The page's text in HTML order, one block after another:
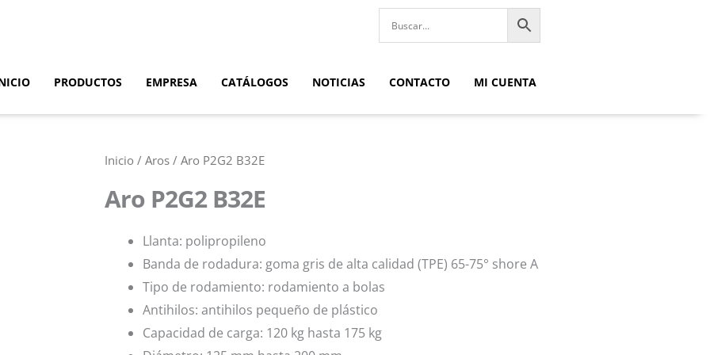
PRODUCTOS EMPRESA CATÁLOGOS NOTICIAS CONTACTO MI CUENTA
Inicio / Aros / Aro P2G2 B32E
Aro P2G2 B32E
Llanta: polipropileno
Banda de rodadura: goma gris de alta calidad (TPE) 65-75° shore A
Tipo de rodamiento: rodamiento a bolas
Antihilos: antihilos pequeño de plástico
Capacidad de carga: 120 kg hasta 175 kg